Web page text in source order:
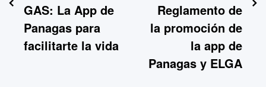
GAS: La App de
Panagas para
facilitarte la vida
Reglamento de
la promoción de
la app de
Panagas y ELGA